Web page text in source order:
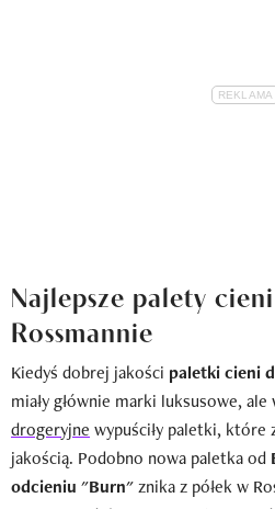
Najlepsze palety
Rossmannie
Kiedyś dobrej jakości paletki cieni
miały głównie marki luksusowe,
drogeryjne wypuściły paletki, które
jakością. Podobno nowa paletka od
odcieniu "Burn"znika z półek w